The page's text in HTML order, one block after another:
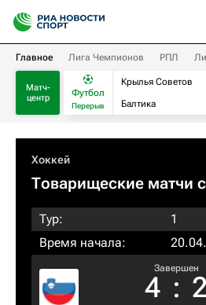
Главное Лига Чемпионов РПЛ
Матч-
центр
Футбол
Перерыв
Крылья Советов
Балтика
Хоккей
Товарищеские матчи
Тур:
1
Время начала:
Завершен
4 : 2